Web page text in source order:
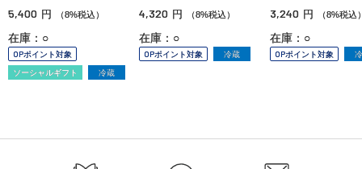
5,400 円 （8%税込）
在庫：○
OPポイント対象
ソーシャルギフト
冷蔵
4,320 円 （8%税込）
在庫：○
OPポイント対象 冷蔵
3,240 円 （8%税込
在庫：○
OPポイント対象